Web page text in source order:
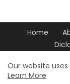
Home
Our website
Learn More